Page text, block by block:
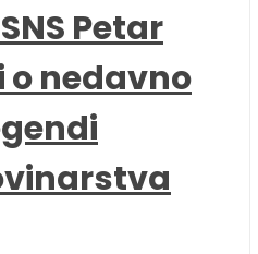
Petar
o nedavno